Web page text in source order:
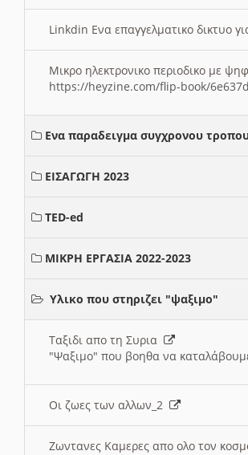
Linkdin Ενα επαγγελματικο δικτυο
Μικρο ηλεκτρονικο περιοδικο με
https://heyzine.com/flip-book/
Ενα παραδειγμα συγχρονου
ΕΙΣΑΓΩΓΗ 2023
TED-ed
ΜΙΚΡΗ ΕΡΓΑΣΙΑ 2022-2023
Υλικο που στηριζει "ψαξιμο"
Ταξιδι απο τη Συρια
"Ψαξιμο" που βοηθα να
Οι ζωες των αλλων_2
Ζωντανες Καμερες απο ολο τον